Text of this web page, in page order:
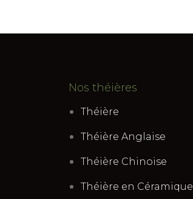
Nos théières
Théière
Théière Anglaise
Théière Chinoise
Théière en Céramique